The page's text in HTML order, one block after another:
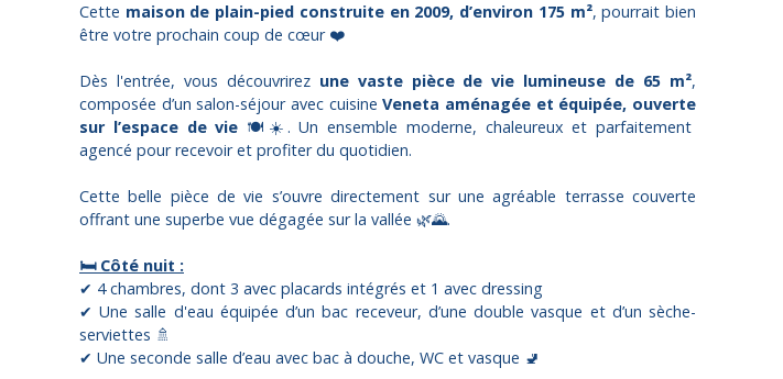
Cette maison de plain-pied construite en 2009, d’environ 175 m², pourrait bien
être votre prochain coup de cœur ❤️
Dès l'entrée, vous découvrirezune vaste pièce de vie lumineuse de 65 m²,
composée d’un salon-séjour avec cuisineVeneta aménagée et équipée, ouverte
sur l’espace de vie 🍽️☀️. Un ensemble moderne, chaleureux et parfaitement
agencé pour recevoir et profiter du quotidien.
Cette belle pièce de vie s’ouvre directement sur une agréable terrasse couverte
offrant une superbe vue dégagée sur la vallée 🌿🌄.
🛏️ Côté nuit :
✔ 4 chambres, dont 3 avec placards intégrés et 1 avec dressing
✔ Une salle d'eau équipée d’un bac receveur, d’une double vasque et d’un sèche-
serviettes 🚿
✔ Une seconde salle d’eau avec bac à douche, WC et vasque 🚽